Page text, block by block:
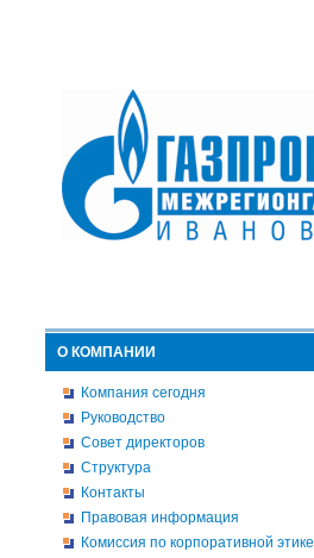
О КОМПАНИИ
Компания сегодня
Руководство
Совет директоров
Структура
Контакты
Правовая информация
Комиссия по корпоративной этике